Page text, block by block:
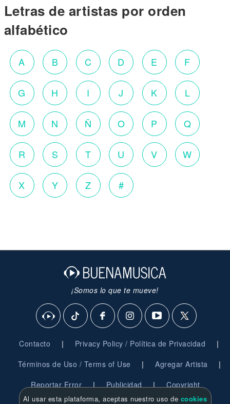
Letras de artistas por orden
alfabético
A B C D E F
G H I J K L
M N Ñ O P Q
R S T U V W
X Y Z #
¡Somos lo que te mueve!
Contacto | Privacy Policy / Política de Privacidad |
Términos de Uso / Terms of Use | Agregar Artista |
Reportar Error | Publicidad | Copyright
Al usar esta plataforma, aceptas nuestro uso de cookies